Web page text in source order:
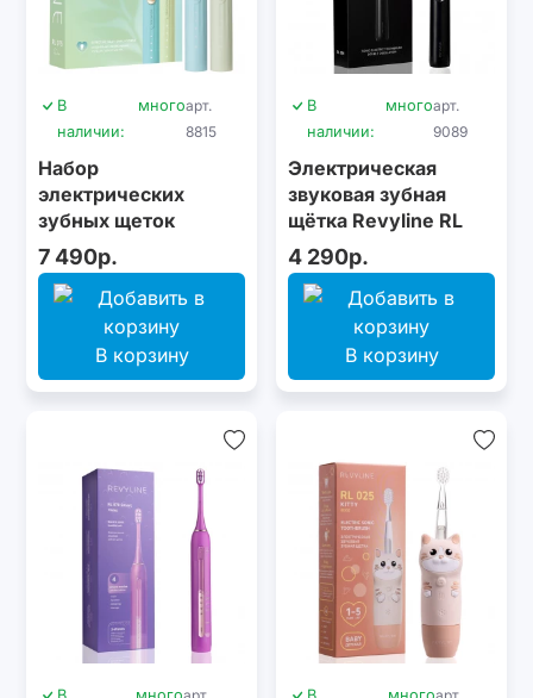
В
наличии:
многоарт.
8815
Набор
электрических
зубных щеток
Revyline RL 075 DUO
Limpet shell + Lime
cream
7 490р.
В корзину
В
наличии:
многоарт.
9089
Электрическая
звуковая зубная
щётка Revyline RL
066 Black
4 290р.
В корзину